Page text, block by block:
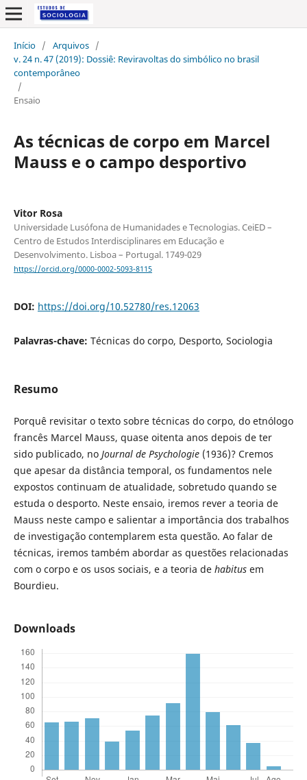
Início / Arquivos /
v. 24 n. 47 (2019): Dossiê: Reviravoltas do simbólico no brasil
contemporâneo
/
Ensaio
As técnicas de corpo em Marcel
Mauss e o campo desportivo
Vitor Rosa
Universidade Lusófona de Humanidades e Tecnologias. CeiED –
Centro de Estudos Interdisciplinares em Educação e
Desenvolvimento. Lisboa – Portugal. 1749-029
https://orcid.org/0000-0002-5093-8115
DOI: https://doi.org/10.52780/res.12063
Palavras-chave: Técnicas do corpo, Desporto, Sociologia
Resumo
Porquê revisitar o texto sobre técnicas do corpo, do etnólogo
francês Marcel Mauss, quase oitenta anos depois de ter
sido publicado, no Journal de Psychologie(1936)? Cremos
que apesar da distância temporal, os fundamentos nele
expostos continuam de atualidade, sobretudo quando se
estuda o desporto. Neste ensaio, iremos rever a teoria de
Mauss neste campo e salientar a importância dos trabalhos
de investigação contemplarem esta questão. Ao falar de
técnicas, iremos também abordar as questões relacionadas
com o corpo e os usos sociais, e a teoria de habitusem
Bourdieu.
Downloads